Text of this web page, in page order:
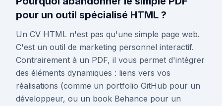
pour un outil spécialisé HTML ?
Un CV HTML n'est pas qu'une simple page web.
C'est un outil de marketing personnel interactif.
Contrairement à un PDF, il vous permet d'intégrer
des éléments dynamiques : liens vers vos
réalisations (comme un portfolio GitHub pour un
développeur, ou un book Behance pour un